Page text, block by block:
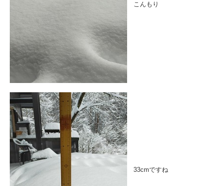
こんもり
33cmですね